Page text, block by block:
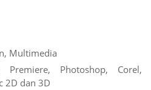
Multimedia
Premiere, Photoshop, Corel,
2D dan 3D